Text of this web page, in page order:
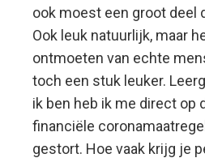
ook moest een groot deel
Ook leuk natuurlijk, maar
ontmoeten van echte
toch een stuk leuker.
ik ben heb ik me direct op
financiële
gestort. Hoe vaak krijg je